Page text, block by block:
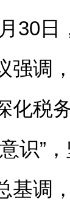
30日
强调
化税
识”
基调